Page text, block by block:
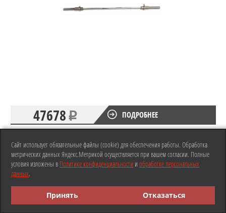
47678 ПОДРОБНЕЕ
© club-gym ®, 2004 - 2026. Любая информация на сайте относительно комплектации
оборудования, цветовых решений, основных параметров, стоимости, сервисного
обслуживания и запасных деталей не является публичной офертой и носит только
информационный характер.
Нажмите для связи
черезWhattsApp При заказе через сайт скидка3%
Сайт использует обязательные файлы (cookie) для обеспечения работы. Обработка
метрических данных Яндекс.Метрикой осуществляется при вашем согласии. Полные
условия изложены в Политике конфиденциальности и обработке персональных
данных.
Принять Отказаться